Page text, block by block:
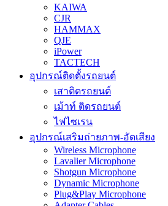
KAIWA
CJR
HAMMAX
QJE
iPower
TACTECH
อุปกรณ์ติดตั้งรถยนต์
เสาติดรถยนต์
เม้าท์ ติดรถยนต์
ไฟไซเรน
อุปกรณ์เสริมถ่ายภาพ-อัดเสียง
Wireless Microphone
Lavalier Microphone
Shotgun Microphone
Dynamic Microphone
Plug&Play Microphone